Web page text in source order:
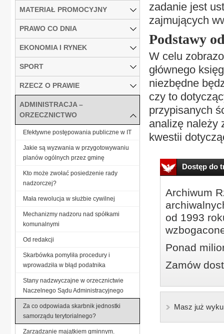
zadanie jest
zajmujących
Podstawy
W celu
głównego
niezbędne
czy to
przypisanych
analizę należy
kwestii
Dostęp do
Archiwum
od 1993
Ponad
Zamów
Masz już
MATERIAŁ PROMOCYJNY
PRAWO CO DNIA
EKONOMIA I RYNEK
SPORT
RZECZ O PRAWIE
ADMINISTRACJA –
ORZECZNICTWO
Efektywne postępowania publiczne w IT
Jakie są wyzwania w przygotowywaniu
planów ogólnych przez gminę
Kto może zwołać posiedzenie rady
nadzorczej?
Mała rewolucja w służbie cywilnej
Mechanizmy nadzoru nad spółkami
komunalnymi
Od redakcji
Skarbówka pomyliła procedury i
wprowadziła w błąd podatnika
Stany nadzwyczajne w orzecznictwie
Naczelnego Sądu Administracyjnego
Za co odpowiada skarbnik jednostki
samorządu terytorialnego?
Zarządzanie majątkiem gminnym.